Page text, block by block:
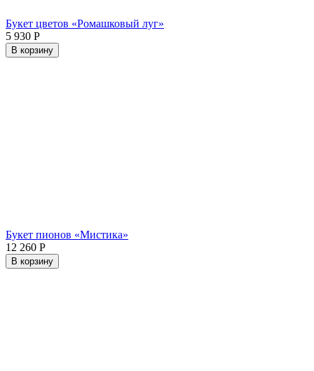
Букет цветов «Ромашковый луг»
5 930 Р
В корзину
Букет пионов «Мистика»
12 260 Р
В корзину